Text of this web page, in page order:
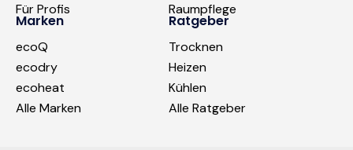
Für Profis
Raumpflege
Marken
ecoQ
ecodry
ecoheat
Alle Marken
Ratgeber
Trocknen
Heizen
Kühlen
Alle Ratgeber